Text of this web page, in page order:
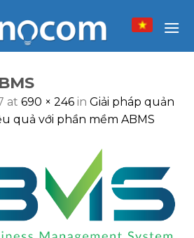
at 690 × 246 in Giải pháp quản
quả với phần mềm ABMS